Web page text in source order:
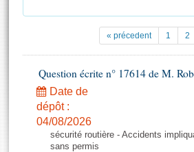
Projets de loi
Propositions de loi
Amendements
Textes adoptés
Documents de référence
( Constitution | Règlement de
Histoire
Juniors
Anciennes législatures
La Bibliothèque
Contacts et plan d'accès
Photos libres de droit
« précedent 1 2
Question écrite n° 17614 de M.
Date de
dépôt :
04/08/2026
sécurité routière - Accidents
sans permis